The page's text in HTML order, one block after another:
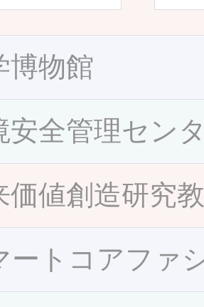
博物館
安全管理セン
価値創造研究
ートコアファ